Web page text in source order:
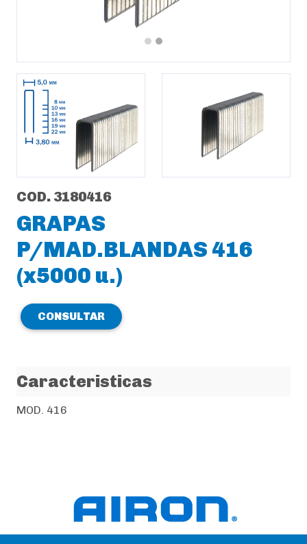
COD. 3180416
GRAPAS
P/MAD.BLANDAS 416
(x5000 u.)
CONSULTAR
Caracteristicas
MOD. 416